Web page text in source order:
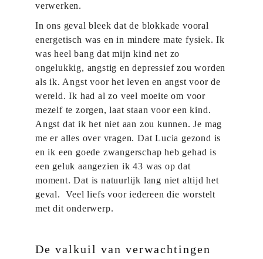
verwerken.
In ons geval bleek dat de blokkade vooral
energetisch was en in mindere mate fysiek. Ik
was heel bang dat mijn kind net zo
ongelukkig, angstig en depressief zou worden
als ik. Angst voor het leven en angst voor de
wereld. Ik had al zo veel moeite om voor
mezelf te zorgen, laat staan voor een kind.
Angst dat ik het niet aan zou kunnen. Je mag
me er alles over vragen. Dat Lucia gezond is
en ik een goede zwangerschap heb gehad is
een geluk aangezien ik 43 was op dat
moment. Dat is natuurlijk lang niet altijd het
geval. Veel liefs voor iedereen die worstelt
met dit onderwerp.
De valkuil van verwachtingen